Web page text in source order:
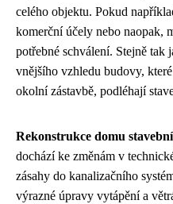
celého objektu. Pokud
komerční účely nebo naopak,
potřebné schválení. Stejně tak
vnějšího vzhledu budovy,
okolní zástavbě, podléhají
Rekonstrukce domu
dochází ke změnám v
zásahy do kanalizačního
výrazné úpravy vytápění a